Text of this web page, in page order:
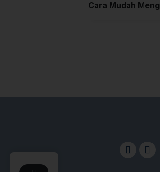
Cara Mudah